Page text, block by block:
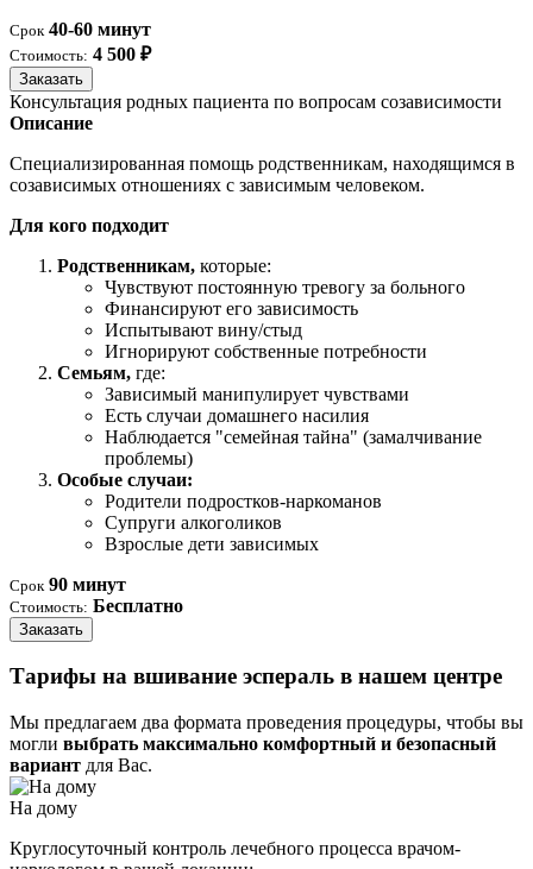
Срок 40-60 минут
Стоимость: 4 500 ₽
Заказать
Консультация родных пациента по вопросам созависимости
Описание
Специализированная помощь родственникам, находящимся в
созависимых отношениях с зависимым человеком.
Для кого подходит
Родственникам, которые:
Чувствуют постоянную тревогу за больного
Финансируют его зависимость
Испытывают вину/стыд
Игнорируют собственные потребности
Семьям, где:
Зависимый манипулирует чувствами
Есть случаи домашнего насилия
Наблюдается "семейная тайна" (замалчивание
проблемы)
Особые случаи:
Родители подростков-наркоманов
Супруги алкоголиков
Взрослые дети зависимых
Срок 90 минут
Стоимость: Бесплатно
Заказать
Тарифы на вшивание эспераль в нашем центре
Мы предлагаем два формата проведения процедуры, чтобы вы
могли выбрать максимально комфортный и безопасный
вариант для Вас.
На дому
Круглосуточный контроль лечебного процесса врачом-